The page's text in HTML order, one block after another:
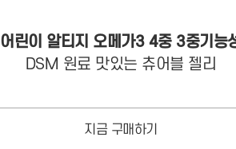
어린이 알티지 오메가3 4중 3중기능
DSM 원료 맛있는 츄어블 젤리
지금 구매하기